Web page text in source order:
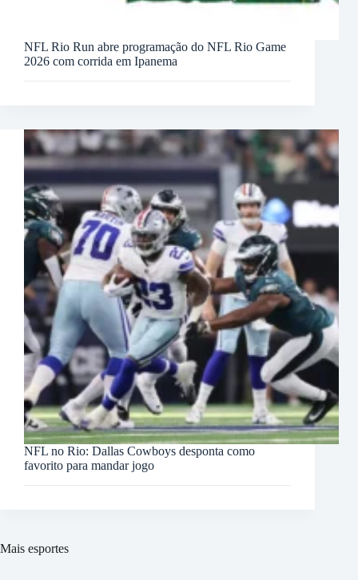
NFL Rio Run abre programação do NFL Rio Game
2026 com corrida em Ipanema
NFL no Rio: Dallas Cowboys desponta como
favorito para mandar jogo
Mais esportes